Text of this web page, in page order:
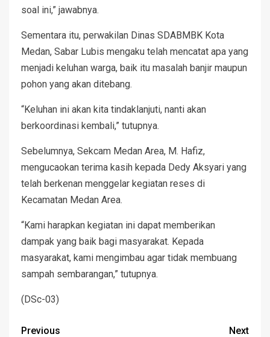
soal ini,” jawabnya.
Sementara itu, perwakilan Dinas SDABMBK Kota
Medan, Sabar Lubis mengaku telah mencatat apa yang
menjadi keluhan warga, baik itu masalah banjir maupun
pohon yang akan ditebang.
“Keluhan ini akan kita tindaklanjuti, nanti akan
berkoordinasi kembali,” tutupnya.
Sebelumnya, Sekcam Medan Area, M. Hafiz,
mengucaokan terima kasih kepada Dedy Aksyari yang
telah berkenan menggelar kegiatan reses di
Kecamatan Medan Area.
“Kami harapkan kegiatan ini dapat memberikan
dampak yang baik bagi masyarakat. Kepada
masyarakat, kami mengimbau agar tidak membuang
sampah sembarangan,” tutupnya.
(DSc-03)
Previous
Next